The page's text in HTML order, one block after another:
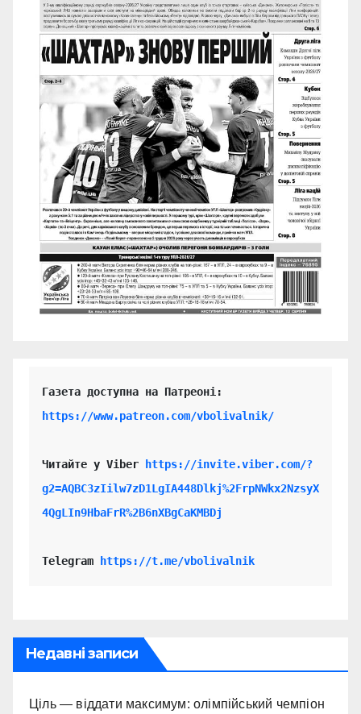
https://www.patreon.com/vbolivalnik/
Читайте у Viber
https://invite.viber.com/?
g2=AQBC3zIilw7zD1LgIA448Dlkj%2FrpNWkx2NzsyX
4QgLIn9HbaFrR%2B6nXBgCaKMBDj
Telegram https://t.me/vbolivalnik
Недавні записи
Ціль — віддати максимум: олімпійський чемпіон